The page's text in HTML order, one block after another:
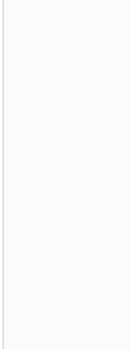
เย
จัตต
เต ทั
เอเ
อิทัม